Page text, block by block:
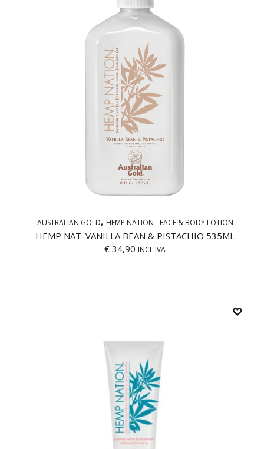
AUSTRALIAN GOLD HEMP NATION - FACE & BODY LOTION
HEMP NAT. VANILLA BEAN & PISTACHIO 535ML
€ 34,90 INCL.IVA